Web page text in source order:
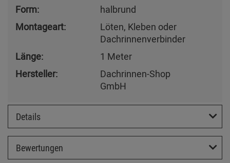
Form:
halbrund
Montageart:
Löten, Kleben oder
Dachrinnenverbinder
Länge:
1 Meter
Hersteller:
Dachrinnen-Shop
GmbH
Details
Bewertungen